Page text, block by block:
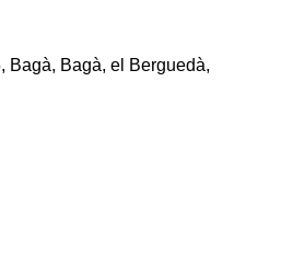
Bagà, Bagà, el Berguedà,